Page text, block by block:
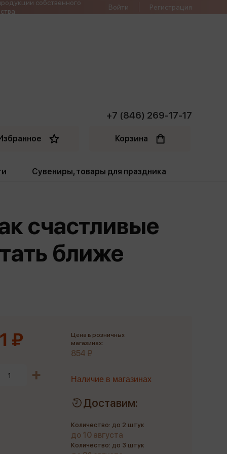
собственного
Войти Регистрация
+7 (846) 269-17-17
Корзина
Сувениры, товары для праздника
Пакеты
Фототовары
счастливые
ближе
₽
Цена в розничных
магазинах:
854 ₽
Наличие в магазинах
Доставим:
Количество: до 2 штук
до 10 августа
Количество: до 3 штук